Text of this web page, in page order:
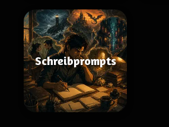
Schreibprompts